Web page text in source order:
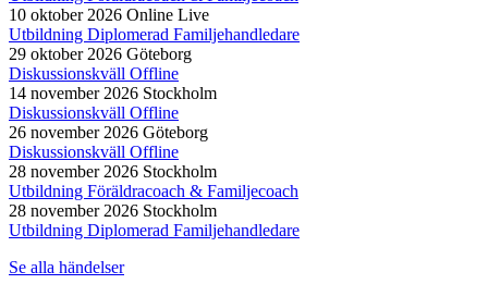
10 oktober 2026 Online Live
Utbildning Diplomerad Familjehandledare
29 oktober 2026 Göteborg
Diskussionskväll Offline
14 november 2026 Stockholm
Diskussionskväll Offline
26 november 2026 Göteborg
Diskussionskväll Offline
28 november 2026 Stockholm
Utbildning Föräldracoach & Familjecoach
28 november 2026 Stockholm
Utbildning Diplomerad Familjehandledare
Se alla händelser